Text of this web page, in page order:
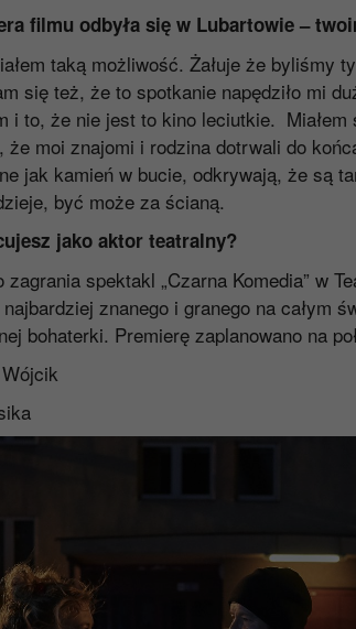
filmu odbyła się w Lubartowie –
taką możliwość. Żałuje że byliśmy
się też, że to spotkanie napędziło mi
i to, że nie jest to kino leciutkie.
że moi znajomi i rodzina dotrwali do
jak kamień w bucie, odkrywają, że są
być może za ścianą.
jako aktor teatralny?
spektakl „Czarna Komedia” w
znanego i granego na całym
bohaterki. Premierę zaplanowano na